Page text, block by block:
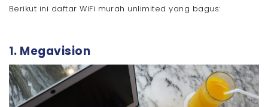
Berikut ini daftar WiFi murah unlimited yang bagus:
1. Megavision